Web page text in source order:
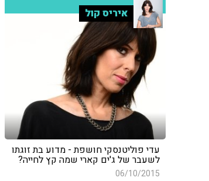
איריס קול
עדי פוליטנסקי חושפת - מדוע בת זוגתו
לשעבר של ג'ים קארי שמה קץ לחייה?
06/10/2015